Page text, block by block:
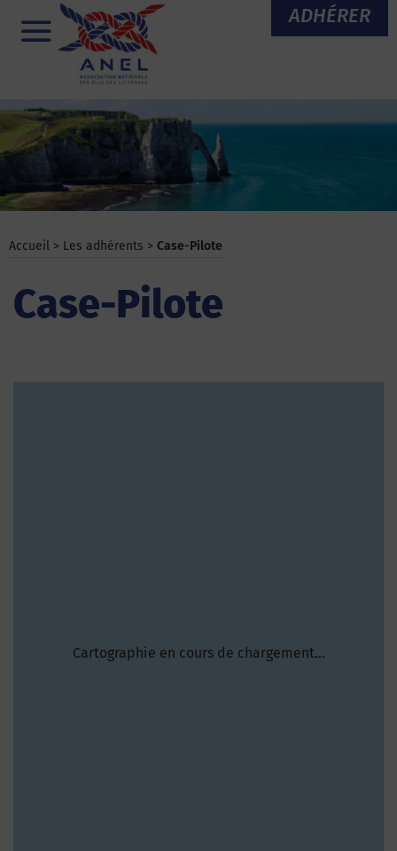
ADHÉRER
Menu
Accueil > Les adhérents > Case-Pilote
Case-Pilote
Cartographie en cours de chargement...